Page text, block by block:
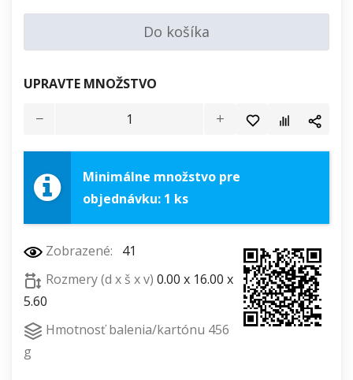
Do košíka
UPRAVTE MNOŽSTVO
Minimálne množstvo pre
objednávku: 1 ks
Zobrazené:
41
Rozmery (d x š x v) 0.00 x 16.00 x
5.60
Hmotnosť balenia/kartónu 456
g